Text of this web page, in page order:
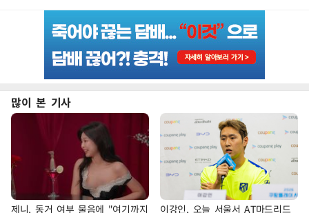
많이 본 기사
제니, 동거 여부 물음에 "여기까지 이강인, 오늘 서울서 AT마드리드